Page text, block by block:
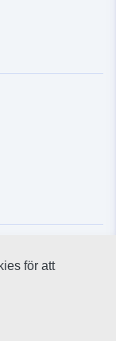
för att